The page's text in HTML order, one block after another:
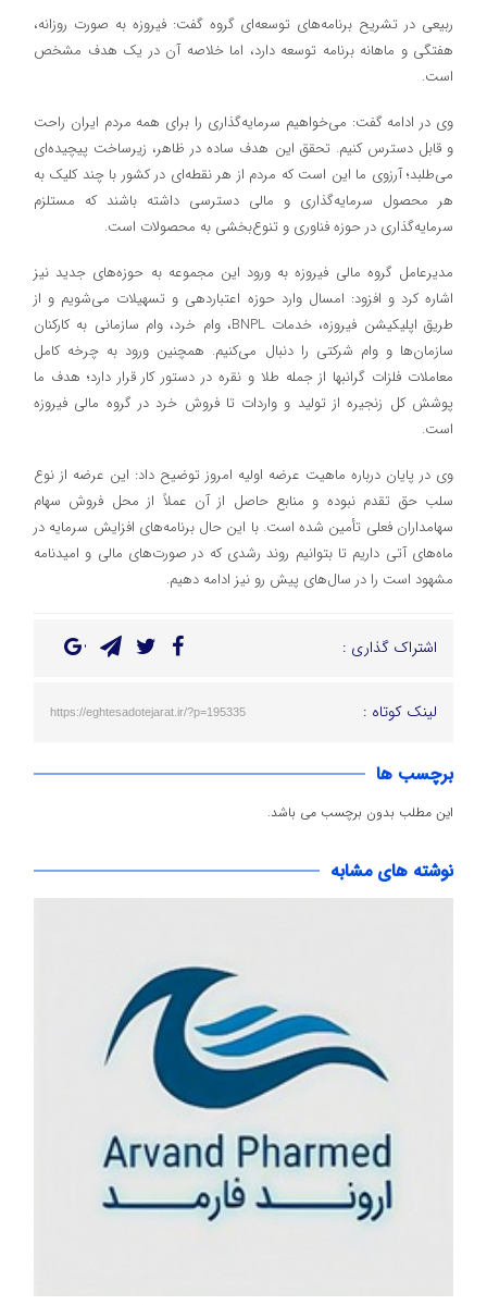
ربیعی در تشریح برنامه‌های توسعه‌ای گروه گفت: فیروزه به صورت روزانه،
هفتگی و ماهانه برنامه توسعه دارد، اما خلاصه آن در یک هدف مشخص
است.
وی در ادامه گفت: می‌خواهیم سرمایه‌گذاری را برای همه مردم ایران راحت
و قابل دسترس کنیم. تحقق این هدف ساده در ظاهر، زیرساخت پیچیده‌ای
می‌طلبد؛ آرزوی ما این است که مردم از هر نقطه‌ای در کشور با چند کلیک به
هر محصول سرمایه‌گذاری و مالی دسترسی داشته باشند که مستلزم
سرمایه‌گذاری در حوزه فناوری و تنوع‌بخشی به محصولات است.
مدیرعامل گروه مالی فیروزه به ورود این مجموعه به حوزه‌های جدید نیز
اشاره کرد و افزود: امسال وارد حوزه اعتباردهی و تسهیلات می‌شویم و از
طریق اپلیکیشن فیروزه، خدمات BNPL، وام خرد، وام سازمانی به کارکنان
سازمان‌ها و وام شرکتی را دنبال می‌کنیم. همچنین ورود به چرخه کامل
معاملات فلزات گرانبها از جمله طلا و نقره در دستور کار قرار دارد؛ هدف ما
پوشش کل زنجیره از تولید و واردات تا فروش خرد در گروه مالی فیروزه
است.
وی در پایان درباره ماهیت عرضه اولیه امروز توضیح داد: این عرضه از نوع
سلب حق تقدم نبوده و منابع حاصل از آن عملاً از محل فروش سهام
سهامداران فعلی تأمین شده است. با این حال برنامه‌های افزایش سرمایه در
ماه‌های آتی داریم تا بتوانیم روند رشدی که در صورت‌های مالی و امیدنامه
مشهود است را در سال‌های پیش رو نیز ادامه دهیم.
اشتراک گذاری :
لینک کوتاه : https://eghtesadotejarat.ir/?p=195335
برچسب ها
این مطلب بدون برچسب می باشد.
نوشته های مشابه